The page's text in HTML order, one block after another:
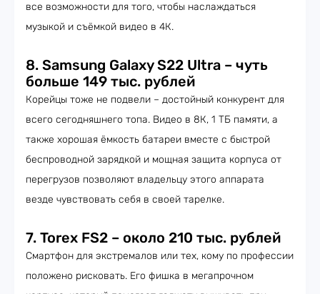
все возможности для того, чтобы наслаждаться
музыкой и съёмкой видео в 4К.
8. Samsung Galaxy S22 Ultra – чуть
больше 149 тыс. рублей
Корейцы тоже не подвели – достойный конкурент для
всего сегодняшнего топа. Видео в 8К, 1 ТБ памяти, а
также хорошая ёмкость батареи вместе с быстрой
беспроводной зарядкой и мощная защита корпуса от
перегрузов позволяют владельцу этого аппарата
везде чувствовать себя в своей тарелке.
7. Torex FS2 – около 210 тыс. рублей
Смартфон для экстремалов или тех, кому по профессии
положено рисковать. Его фишка в мегапрочном